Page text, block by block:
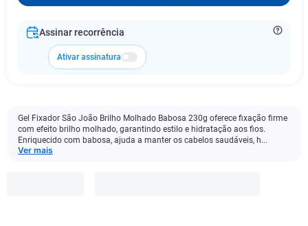
Assinar recorrência
Ativar assinatura
Gel Fixador São João Brilho Molhado Babosa 230g oferece fixação firme
com efeito brilho molhado, garantindo estilo e hidratação aos fios.
Enriquecido com babosa, ajuda a manter os cabelos saudáveis, h...
Ver mais